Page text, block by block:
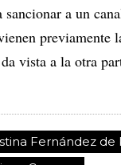
sancionar a un
previamente
vista a la otra
Fernández de